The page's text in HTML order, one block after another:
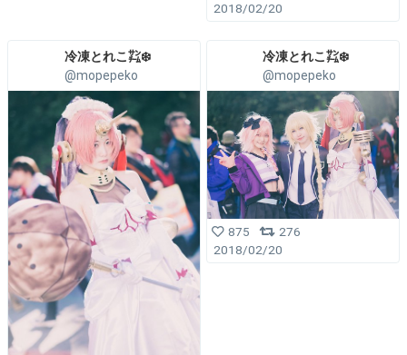
2018/02/20
冷凍とれこ㌠❄️
@mopepeko
冷凍とれこ㌠❄️
@mopepeko
875
276
2018/02/20